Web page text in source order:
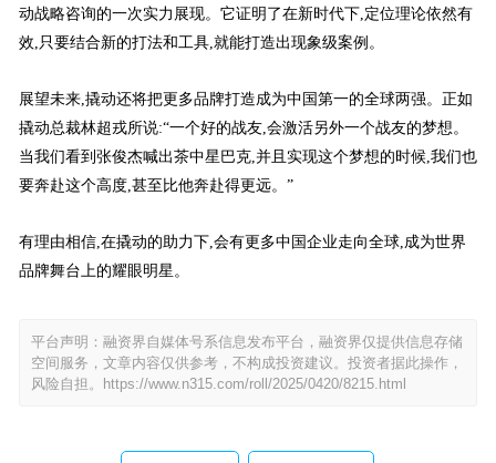
动战略咨询的一次实力展现。它证明了在新时代下,定位理论依然有
效,只要结合新的打法和工具,就能打造出现象级案例。
展望未来,撬动还将把更多品牌打造成为中国第一的全球两强。正如
撬动总裁林超戎所说:“一个好的战友,会激活另外一个战友的梦想。
当我们看到张俊杰喊出茶中星巴克,并且实现这个梦想的时候,我们也
要奔赴这个高度,甚至比他奔赴得更远。”
有理由相信,在撬动的助力下,会有更多中国企业走向全球,成为世界
品牌舞台上的耀眼明星。
平台声明：融资界自媒体号系信息发布平台，融资界仅提供信息存储
空间服务，文章内容仅供参考，不构成投资建议。投资者据此操作，
风险自担。
https://www.n315.com/roll/2025/0420/8215.html